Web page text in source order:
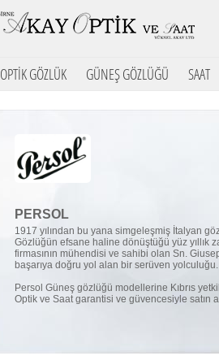
OPTİK GÖZLÜK GÜNEŞ GÖZLÜĞÜ SAAT
PERSOL
1917 yılından bu yana simgeleşmiş İtalyan
Gözlüğün efsane haline dönüştüğü yüz yıllık
firmasının mühendisi ve sahibi olan Sn.
başarıya doğru yol alan bir serüven yolculuğu.
Persol Güneş gözlüğü modellerine Kıbrıs
Optik ve Saat garantisi ve güvencesiyle satın